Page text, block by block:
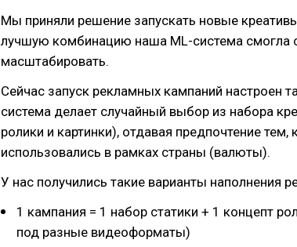
Мы приняли решение запускать новые
лучшую комбинацию наша ML-система смогла
масштабировать.
Сейчас запуск рекламных кампаний настроен
система делает случайный выбор из набора
ролики и картинки), отдавая предпочтение
использовались в рамках страны (валюты).
У нас получились такие варианты наполнения
1 кампания = 1 набор статики + 1 концепт
под разные видеоформаты)